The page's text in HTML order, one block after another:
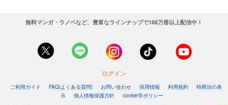
無料マンガ・ラノベなど、豊富なラインナップで188万冊以上配信中！
ログイン
ご利用ガイド FAQ(よくある質問) お問い合わせ 採用情報 利用規約
特商法の表
示
個人情報保護方針
cookie等ポリシー